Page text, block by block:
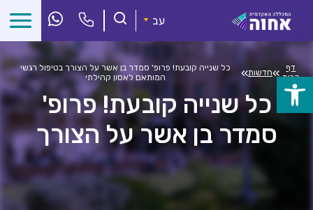
פתח
סרגל
נגישות
התוכן
עב
דף
הבית »חדשות»
כל שנייה קובעת! פרופ' סמדר בן אשר על הצורך בטיפול רגשי
המותאם לאסון קהילתי
כל שנייה קובעת! פרופ'
סמדר בן אשר על הצורך
בטיפול רגשי המותאם לאסון
קהילתי